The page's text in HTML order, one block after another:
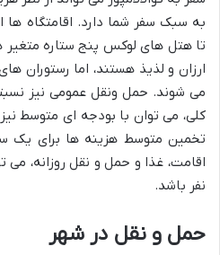
به سبک سفر شما دارد. اقامتگاه
تا هتل های لوکس پنج ستاره متغیر
ارزان و لذیذ هستند، اما رستوران
می شوند. حمل ونقل عمومی نیز
کلی، می توان با بودجه ای متوسط
تخمین متوسط هزینه ها برای یک
نفر باشد.
حمل و نقل در شهر